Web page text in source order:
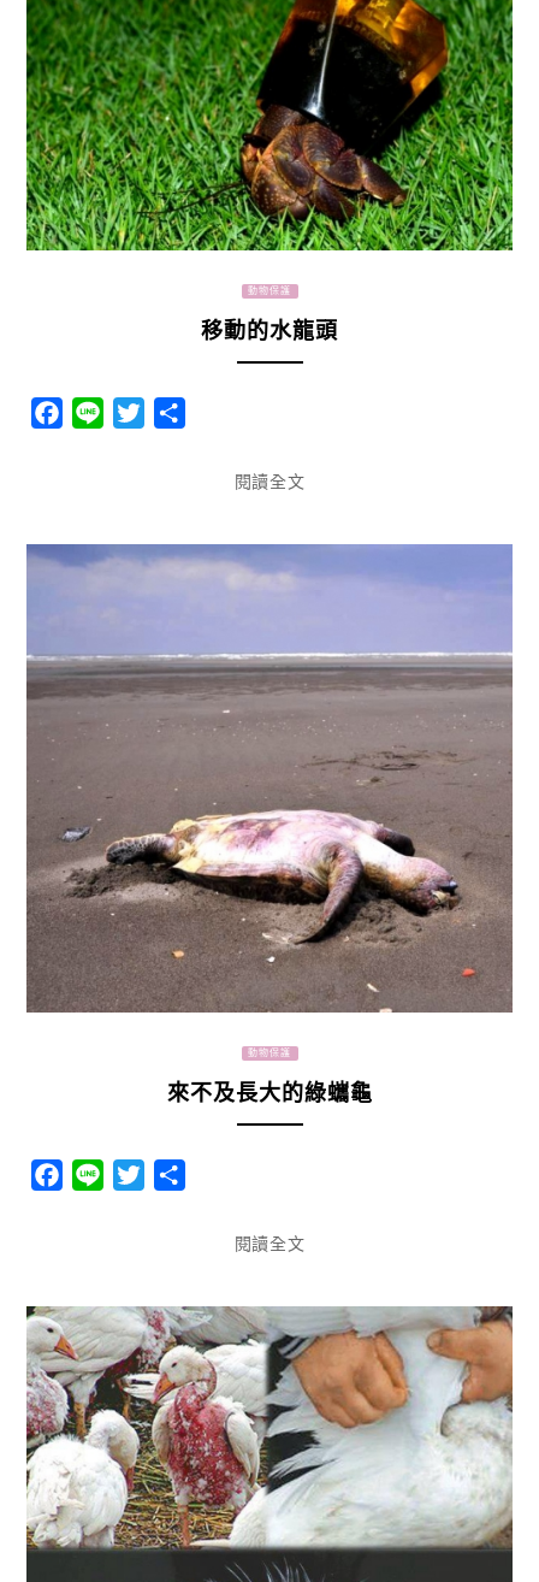
動物保護
移動的水龍頭
Facebook
Line Twitter
閱讀全文
動物保護
來不及長大的綠蠵龜
Facebook
Line Twitter
閱讀全文